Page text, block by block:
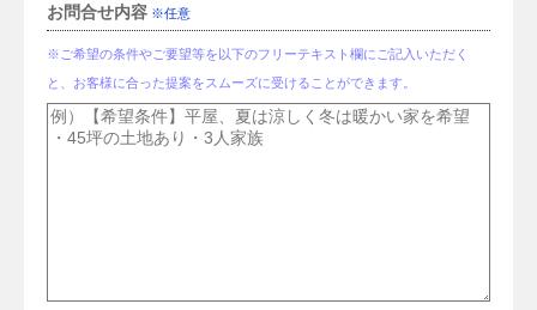
お問合せ内容 任意
※ご希望の条件やご要望等を以下のフリーテキスト欄にご記入いただく
と、お客様に合った提案をスムーズに受けることができます。